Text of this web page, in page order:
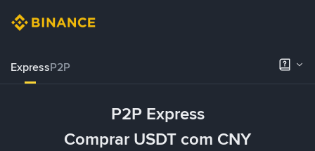
ExpressP2P
P2P Express
Comprar USDT com CNY